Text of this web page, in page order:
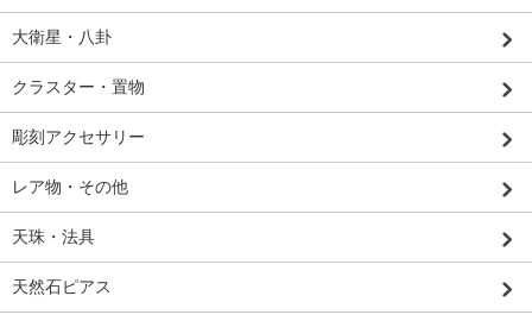
大衛星・八卦
クラスター・置物
彫刻アクセサリー
レア物・その他
天珠・法具
天然石ピアス